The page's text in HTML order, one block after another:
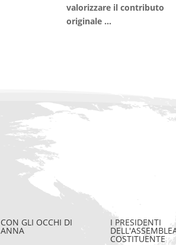
valorizzare il contributo
originale …
CON GLI OCCHI DI
ANNA
I PRESIDENTI
COSTITUENTE